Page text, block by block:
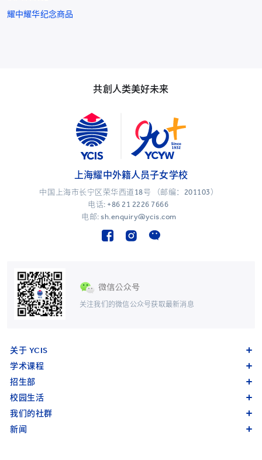
耀中耀华纪念商品
共創人类美好未来
关注我们的微信公众号获取最新消息
上海耀中外籍人员子女学校
中国上海市长宁区荣华西道18号 （邮编：201103）
电话: +86 21 2226 7666
电邮: sh.enquiry@ycis.com
关于 YCIS
学术课程
招生部
校园生活
我们的社群
新闻